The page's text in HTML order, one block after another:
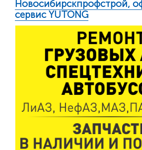
Новосибирскпрофстрой,
сервис YUTONG